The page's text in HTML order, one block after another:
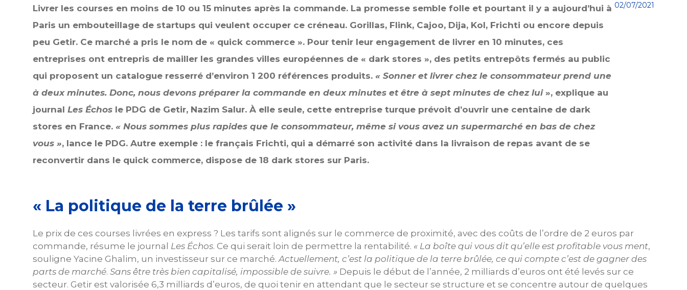
Livrer les courses en moins de 10 ou 15 minutes après la commande. La promesse semble folle et pourtant il y a aujourd’hui à
Paris un embouteillage de startups qui veulent occuper ce créneau. Gorillas, Flink, Cajoo, Dija, Kol, Frichti ou encore depuis
peu Getir. Ce marché a pris le nom de « quick commerce ». Pour tenir leur engagement de livrer en 10 minutes, ces
entreprises ont entrepris de mailler les grandes villes européennes de « dark stores », des petits entrepôts fermés au public
qui proposent un catalogue resserré d’environ 1 200 références produits. « Sonner et livrer chez le consommateur prend une
à deux minutes. Donc, nous devons préparer la commande en deux minutes et être à sept minutes de chez lui », explique au
journal Les Échos le PDG de Getir, Nazim Salur. À elle seule, cette entreprise turque prévoit d’ouvrir une centaine de dark
stores en France. « Nous sommes plus rapides que le consommateur, même si vous avez un supermarché en bas de chez
vous », lance le PDG. Autre exemple : le français Frichti, qui a démarré son activité dans la livraison de repas avant de se
reconvertir dans le quick commerce, dispose de 18 dark stores sur Paris.
02/07/2021
« La politique de la terre brûlée »
Le prix de ces courses livrées en express ? Les tarifs sont alignés sur le commerce de proximité, avec des coûts de l’ordre de 2 euros par
commande, résume le journal Les Échos. Ce qui serait loin de permettre la rentabilité. « La boîte qui vous dit qu’elle est profitable vous ment,
souligne Yacine Ghalim, un investisseur sur ce marché.Actuellement, c’est la politique de la terre brûlée, ce qui compte c’est de gagner des
parts de marché. Sans être très bien capitalisé, impossible de suivre. » Depuis le début de l’année, 2 milliards d’euros ont été levés sur ce
secteur. Getir est valorisée 6,3 milliards d’euros, de quoi tenir en attendant que le secteur se structure et se concentre autour de quelques